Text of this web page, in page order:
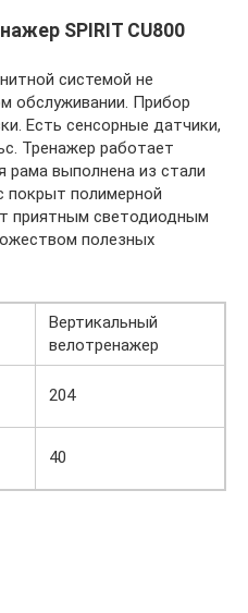
SPIRIT CU800
системой не
обслуживании. Прибор
Есть сенсорные датчики,
Тренажер работает
рама выполнена из стали
покрыт полимерной
приятным светодиодным
полезных
Вертикальный
велотренажер
204
40